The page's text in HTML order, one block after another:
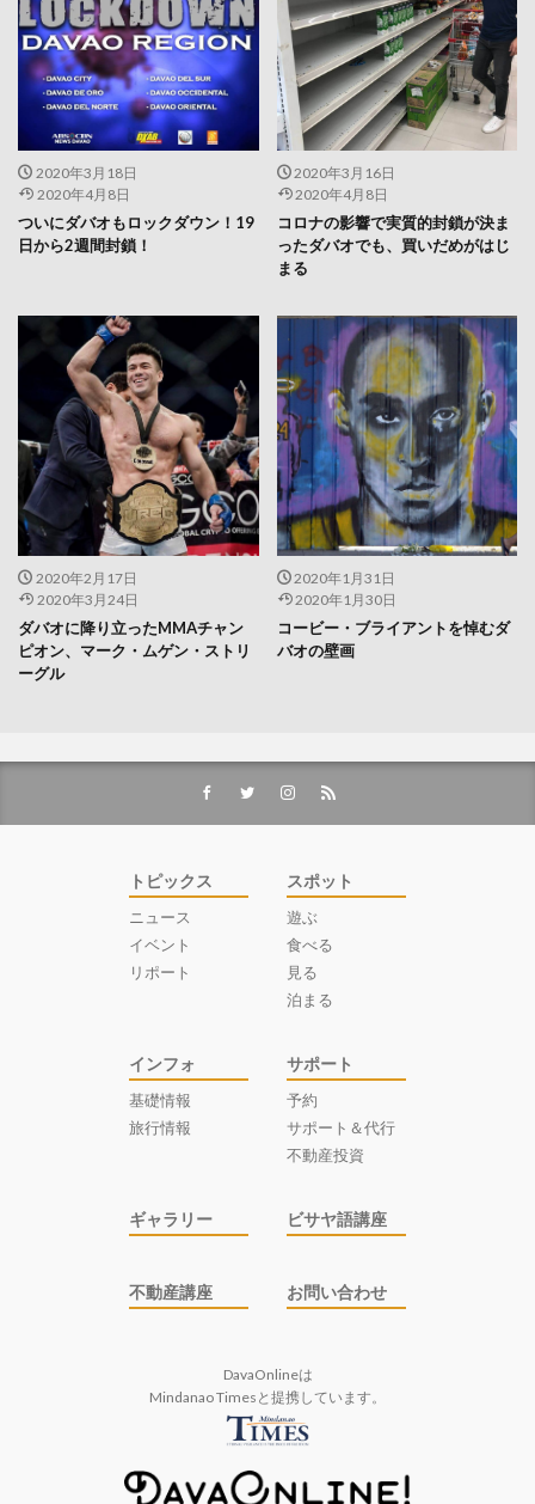
2020年3月18日
2020年4月8日
ついにダバオもロックダウン！19
日から2週間封鎖！
2020年3月16日
2020年4月8日
コロナの影響で実質的封鎖が決ま
ったダバオでも、買いだめがはじ
まる
2020年2月17日
2020年3月24日
ダバオに降り立ったMMAチャン
ピオン、マーク・ムゲン・ストリ
ーグル
2020年1月31日
2020年1月30日
コービー・ブライアントを悼むダ
バオの壁画
トピックス
ニュース
イベント
リポート
スポット
遊ぶ
食べる
見る
泊まる
インフォ
基礎情報
旅行情報
サポート
予約
サポート＆代行
不動産投資
ギャラリー ビサヤ語講座
不動産講座 お問い合わせ
DavaOnlineは
Mindanao Times と提携しています。